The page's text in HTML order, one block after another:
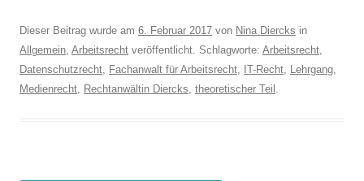
Dieser Beitrag wurde am 6. Februar 2017 von Nina Diercks in
Allgemein, Arbeitsrecht veröffentlicht. Schlagworte: Arbeitsrecht,
Datenschutzrecht, Fachanwalt für Arbeitsrecht, IT-Recht, Lehrgang,
Medienrecht, Rechtanwältin Diercks, theoretischer Teil .